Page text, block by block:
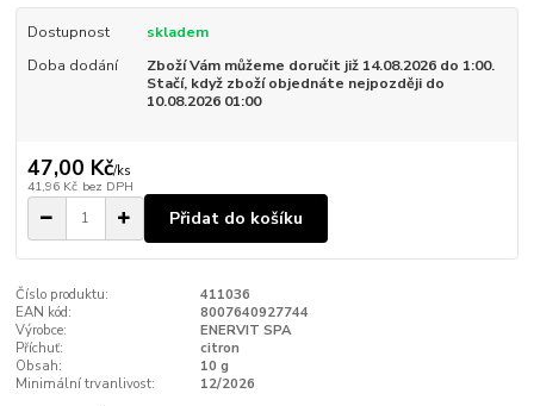
Dostupnost
skladem
Doba dodání
Zboží Vám můžeme doručit již 14.08.2026 do 1:00.
Stačí, když zboží objednáte nejpozději do
10.08.2026 01:00
47,00 Kč/ks
41,96 Kč bez DPH
Přidat do košíku
Číslo produktu:
411036
EAN kód:
8007640927744
Výrobce:
ENERVIT SPA
Příchuť:
citron
Obsah:
10 g
Minimální trvanlivost:
12/2026